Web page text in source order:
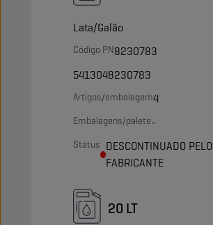
Lata/Galão
Código PN8230783
5413048230783
Artigos/embalagem4
Embalagens/palete-
Status DESCONTINUADO PELO
FABRICANTE
20 LT